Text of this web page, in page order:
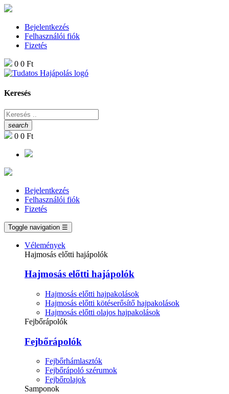
Bejelentkezés
Felhasználói fiók
Fizetés
0 0 Ft
Keresés
search
0 0 Ft
Bejelentkezés
Felhasználói fiók
Fizetés
Toggle navigation ☰
Vélemények
Hajmosás előtti hajápolók
Hajmosás előtti hajápolók
Hajmosás előtti hajpakolások
Hajmosás előtti kötéserősítő hajpakolások
Hajmosás előtti olajos hajpakolások
Fejbőrápolók
Fejbőrápolók
Fejbőrhámlasztók
Fejbőrápoló szérumok
Fejbőrolajok
Samponok